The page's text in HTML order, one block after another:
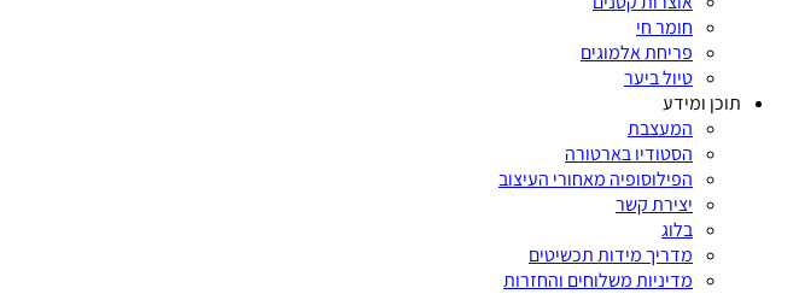
חומר חי
פריחת אלמוגים
טיול ביער
תוכן ומידע
המעצבת
הסטודיו בארטורה
הפילוסופיה מאחורי העיצוב
יצירת קשר
בלוג
מדריך מידות תכשיטים
מדיניות משלוחים והחזרות